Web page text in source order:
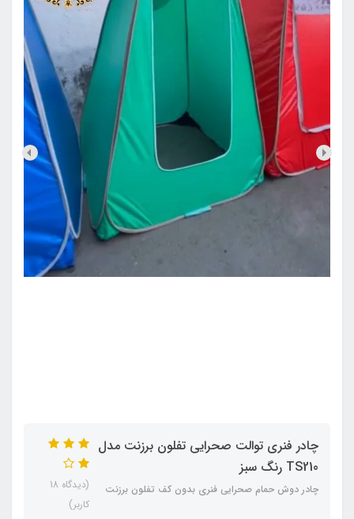
چادر فنری توالت صحرایی تفلون برزنت مدل
TS210 رنگ سبز
چادر دوش حمام صحرایی فنری بدون کف تفلون برزنت
(دیدگاه 18
کاربر)